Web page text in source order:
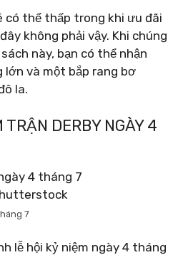
có thể thấp trong khi ưu đãi
không phải vậy. Khi chúng
này, bạn có thể nhận
lớn và một bắp rang bơ
la.
DERBY NGÀY 4
7
lễ hội kỷ niệm ngày 4 tháng